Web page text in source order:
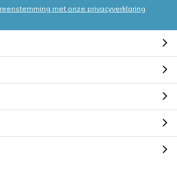
met onze privacyverklaring